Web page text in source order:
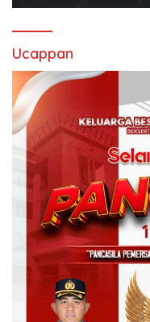
Ucappan